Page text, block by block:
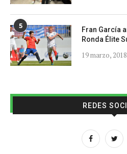
5
Fran García
Ronda Élite
19 marzo, 2018
REDES